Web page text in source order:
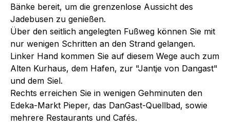
Bänke bereit, um die grenzenlose Aussicht des
Jadebusen zu genießen.
Über den seitlich angelegten Fußweg können Sie mit
nur wenigen Schritten an den Strand gelangen.
Linker Hand kommen Sie auf diesem Wege auch zum
Alten Kurhaus, dem Hafen, zur "Jantje von Dangast"
und dem Siel.
Rechts erreichen Sie in wenigen Gehminuten den
Edeka-Markt Pieper, das DanGast-Quellbad, sowie
mehrere Restaurants und Cafés.